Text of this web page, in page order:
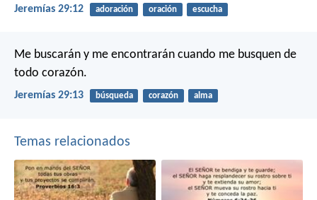
Jeremías 29:12 adoración oración escucha
Me buscarán y me encontrarán cuando me busquen de
todo corazón.
Jeremías 29:13 búsqueda corazón alma
Temas relacionados